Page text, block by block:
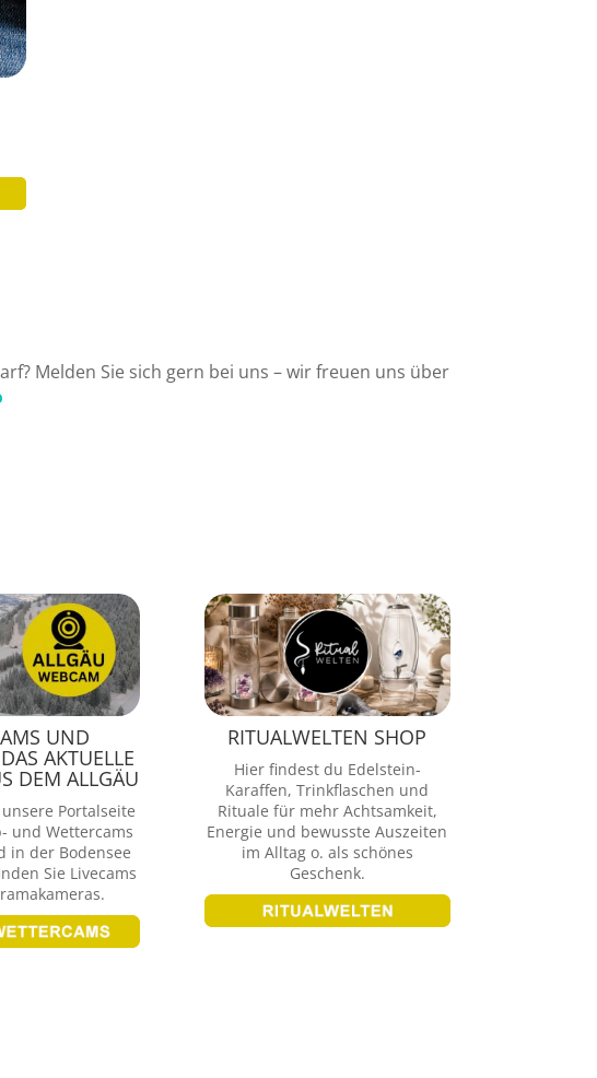
Melden Sie sich gern bei uns – wir freuen uns über
UND
AKTUELLE
DEM ALLGÄU
Portalseite
und Wettercams
in der Bodensee
Sie Livecams
RITUALWELTEN SHOP
Hier findest du Edelstein-
Karaffen, Trinkflaschen und
Rituale für mehr Achtsamkeit,
Energie und bewusste Auszeiten
im Alltag o. als schönes
Geschenk.